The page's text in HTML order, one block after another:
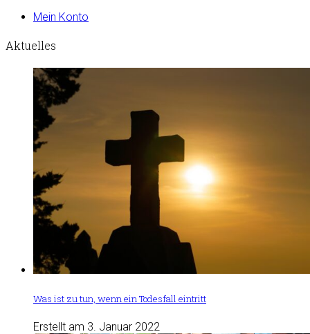
Mein Konto
Aktuelles
Was ist zu tun, wenn ein Todesfall eintritt
Erstellt am 3. Januar 2022